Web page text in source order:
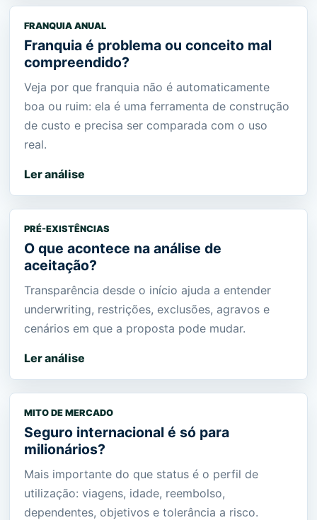
FRANQUIA ANUAL
Franquia é problema ou conceito mal
compreendido?
Veja por que franquia não é automaticamente
boa ou ruim: ela é uma ferramenta de construção
de custo e precisa ser comparada com o uso
real.
Ler análise
PRÉ-EXISTÊNCIAS
O que acontece na análise de
aceitação?
Transparência desde o início ajuda a entender
underwriting, restrições, exclusões, agravos e
cenários em que a proposta pode mudar.
Ler análise
MITO DE MERCADO
Seguro internacional é só para
milionários?
Mais importante do que status é o perfil de
utilização: viagens, idade, reembolso,
dependentes, objetivos e tolerância a risco.